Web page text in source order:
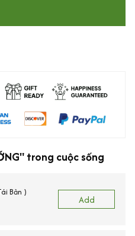
trong cuộc sống
Bản )
Add